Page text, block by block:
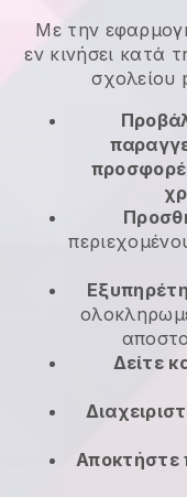
Με την
εν κινήσει κατά
σχολείου
Δείτε
Αποκτήστε